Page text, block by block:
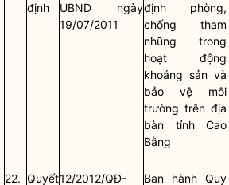
định
UBND ngày
19/07/2011
định phòng,
chống tham
nhũng trong
hoạt động
khoáng sản và
bảo vệ môi
trường trên địa
bàn tỉnh Cao
Bằng
22. Quyết12/2012/QĐ-
Ban hành Quy